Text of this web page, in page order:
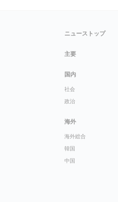
ニューストップ
主要
国内
社会
政治
海外
海外総合
韓国
中国